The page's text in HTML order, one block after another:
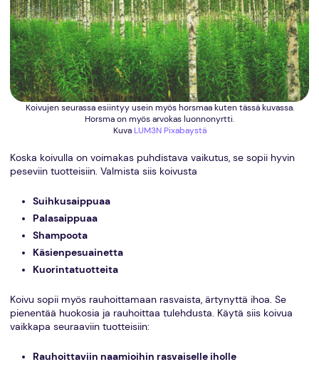
Koivujen seurassa esiintyy usein myös horsmaa kuten tässä kuvassa.
Horsma on myös arvokas luonnonyrtti.
Kuva LUM3N Pixabaystä
Koska koivulla on voimakas puhdistava vaikutus, se sopii hyvin
peseviin tuotteisiin. Valmista siis koivusta
Suihkusaippuaa
Palasaippuaa
Shampoota
Käsienpesuainetta
Kuorintatuotteita
Koivu sopii myös rauhoittamaan rasvaista, ärtynyttä ihoa. Se
pienentää huokosia ja rauhoittaa tulehdusta. Käytä siis koivua
vaikkapa seuraaviin tuotteisiin:
Rauhoittaviin naamioihin rasvaiselle iholle